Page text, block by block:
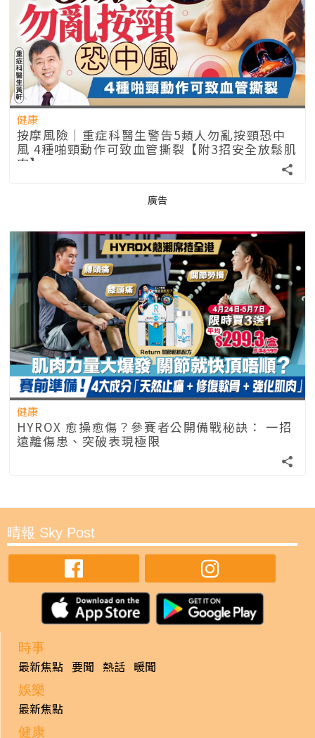
健康
按摩風險｜重症科醫生警告5類人勿亂按頸恐中
風 4種啪頸動作可致血管撕裂【附3招安全放鬆肌
肉】
廣告
健康
HYROX 愈操愈傷？參賽者公開備戰秘訣： 一招
遠離傷患、突破表現極限
晴報 Sky Post
時事
最新焦點 要聞 熱話 暖聞
娛樂
最新焦點
健康